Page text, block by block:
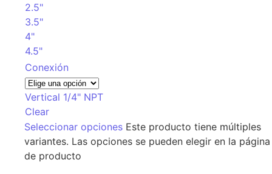
2.5"
3.5"
4"
4.5"
Conexión
Vertical 1/4" NPT
Clear
Seleccionar opciones Este producto tiene múltiples
variantes. Las opciones se pueden elegir en la página
de producto